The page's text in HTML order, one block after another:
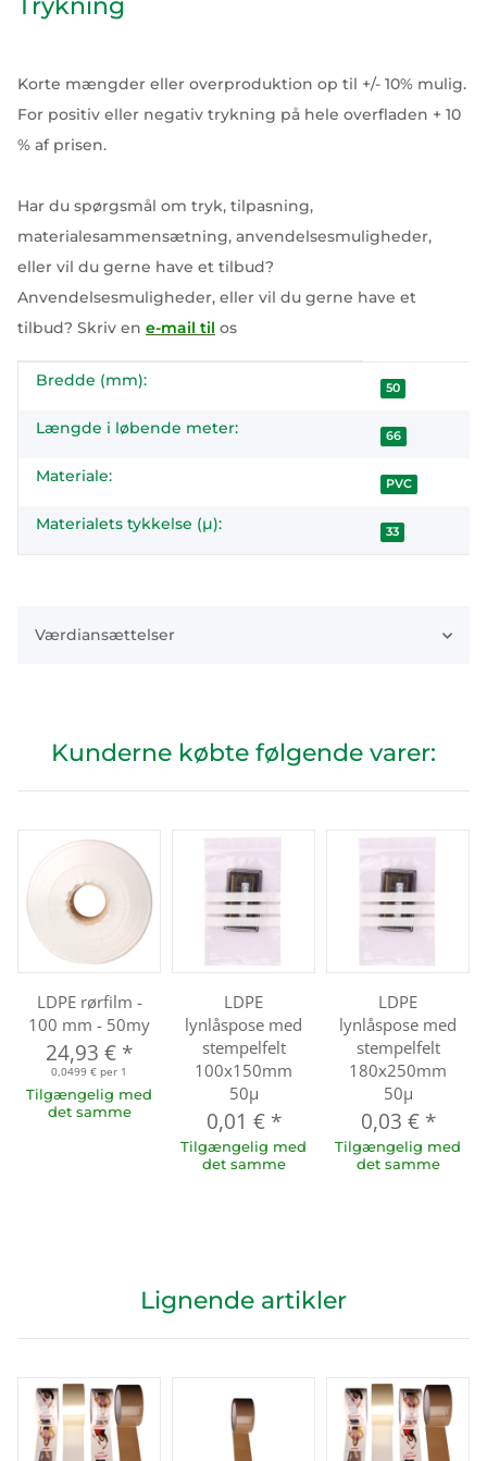
Trykning
Korte mængder eller overproduktion op til +/- 10% mulig.
For positiv eller negativ trykning på hele overfladen + 10
% af prisen.
Har du spørgsmål om tryk, tilpasning,
materialesammensætning, anvendelsesmuligheder,
eller vil du gerne have et tilbud?
Anvendelsesmuligheder, eller vil du gerne have et
tilbud? Skriv en e-mail til os
#productDetails.itemInformation#
#productDetails.itemValue#
Bredde (mm): 50
Længde i løbende meter: 66
Materiale: PVC
Materialets tykkelse (µ): 33
Værdiansættelser
Kunderne købte følgende varer:
LDPE rørfilm -
100 mm - 50my
24,93 € *
0,0499 € per 1
Tilgængelig med
det samme
LDPE
lynlåspose med
stempelfelt
100x150mm
50µ
0,01 € *
Tilgængelig med
det samme
LDPE
lynlåspose med
stempelfelt
180x250mm
50µ
0,03 € *
Tilgængelig med
det samme
Lignende artikler